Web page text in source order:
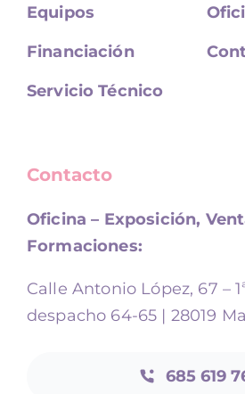
Equipos
Financiación
Servicio Técnico
Contacto
Oficina – Exposición,
Formaciones:
Calle Antonio López, 67 –
despacho 64-65 | 28019
685 619